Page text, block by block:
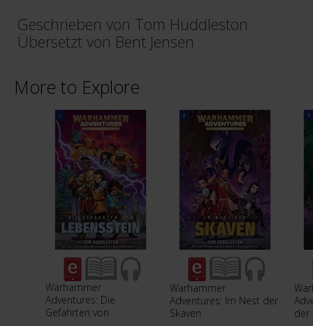
Geschrieben von Tom Huddleston
Übersetzt von Bent Jensen
More to Explore
Warhammer
Adventures: Die
Gefährten von
Warhammer
Adventures: Im Nest der
Skaven
der